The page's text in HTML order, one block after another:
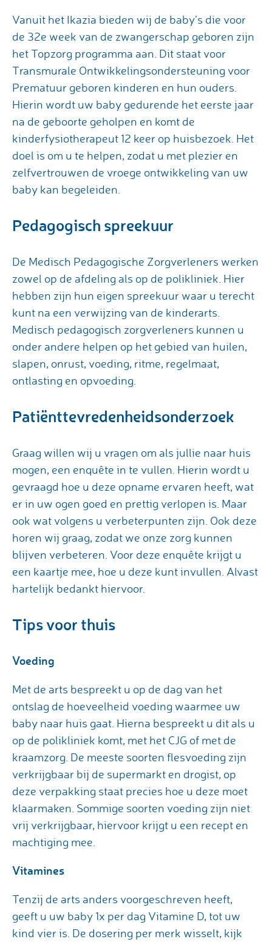
Vanuit het Ikazia bieden wij de baby’s die voor
de 32e week van de zwangerschap geboren zijn
het Topzorg programma aan. Dit staat voor
Transmurale Ontwikkelingsondersteuning voor
Prematuur geboren kinderen en hun ouders.
Hierin wordt uw baby gedurende het eerste jaar
na de geboorte geholpen en komt de
kinderfysiotherapeut 12 keer op huisbezoek. Het
doel is om u te helpen, zodat u met plezier en
zelfvertrouwen de vroege ontwikkeling van uw
baby kan begeleiden.
Pedagogisch spreekuur
De Medisch Pedagogische Zorgverleners werken
zowel op de afdeling als op de polikliniek. Hier
hebben zijn hun eigen spreekuur waar u terecht
kunt na een verwijzing van de kinderarts.
Medisch pedagogisch zorgverleners kunnen u
onder andere helpen op het gebied van huilen,
slapen, onrust, voeding, ritme, regelmaat,
ontlasting en opvoeding.
Patiënttevredenheidsonderzoek
Graag willen wij u vragen om als jullie naar huis
mogen, een enquête in te vullen. Hierin wordt u
gevraagd hoe u deze opname ervaren heeft, wat
er in uw ogen goed en prettig verlopen is. Maar
ook wat volgens u verbeterpunten zijn. Ook deze
horen wij graag, zodat we onze zorg kunnen
blijven verbeteren. Voor deze enquête krijgt u
een kaartje mee, hoe u deze kunt invullen. Alvast
hartelijk bedankt hiervoor.
Tips voor thuis
Voeding
Met de arts bespreekt u op de dag van het
ontslag de hoeveelheid voeding waarmee uw
baby naar huis gaat. Hierna bespreekt u dit als u
op de polikliniek komt, met het CJG of met de
kraamzorg. De meeste soorten flesvoeding zijn
verkrijgbaar bij de supermarkt en drogist, op
deze verpakking staat precies hoe u deze moet
klaarmaken. Sommige soorten voeding zijn niet
vrij verkrijgbaar, hiervoor krijgt u een recept en
machtiging mee.
Vitamines
Tenzij de arts anders voorgeschreven heeft,
geeft u uw baby 1x per dag Vitamine D, tot uw
kind vier is. De dosering per merk wisselt, kijk